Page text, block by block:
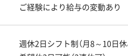
ご経験により給与の変動あり
週休2日シフト制（月8～10日休